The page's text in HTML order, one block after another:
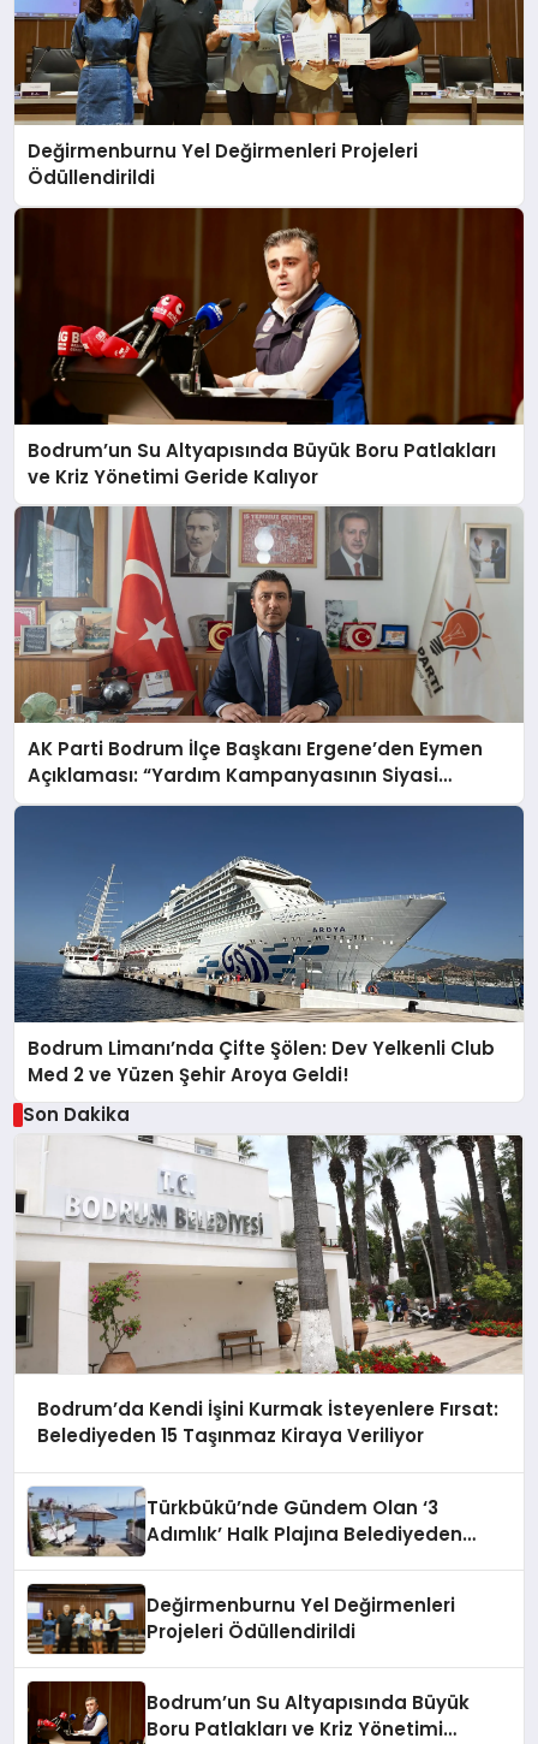
Değirmenburnu Yel Değirmenleri Projeleri
Ödüllendirildi
Bodrum’un Su Altyapısında Büyük Boru Patlakları
ve Kriz Yönetimi Geride Kalıyor
AK Parti Bodrum İlçe Başkanı Ergene’den Eymen
Açıklaması: “Yardım Kampanyasının Siyasi
Malzeme Yapılmasını Kınıyorum”
Bodrum Limanı’nda Çifte Şölen: Dev Yelkenli Club
Med 2 ve Yüzen Şehir Aroya Geldi!
Son Dakika
Bodrum’da Kendi İşini Kurmak İsteyenlere Fırsat:
Belediyeden 15 Taşınmaz Kiraya Veriliyor
Türkbükü’nde Gündem Olan ‘3
Adımlık’ Halk Plajına Belediyeden
Değirmenburnu Yel Değirmenleri
Projeleri Ödüllendirildi
Bodrum’un Su Altyapısında Büyük
Boru Patlakları ve Kriz Yönetimi